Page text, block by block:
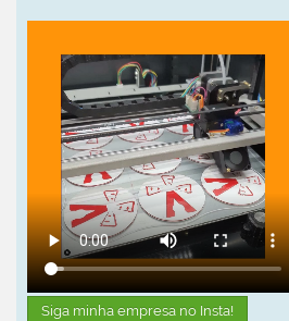
Siga minha empresa no Insta!